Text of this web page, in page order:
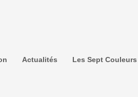
Actualités Les Sept Couleurs